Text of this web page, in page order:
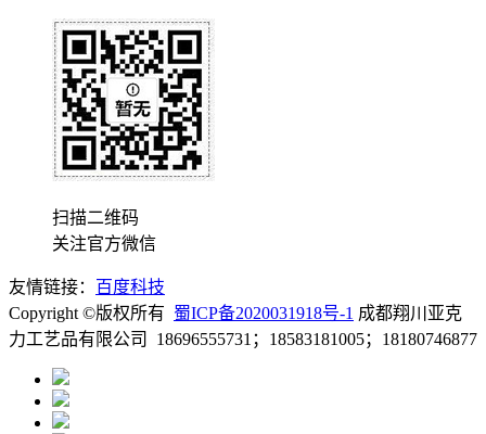
扫描二维码
关注官方微信
友情链接： 百度科技
Copyright ©版权所有 蜀ICP备2020031918号-1 成都翔川亚克
力工艺品有限公司 18696555731；18583181005；18180746877